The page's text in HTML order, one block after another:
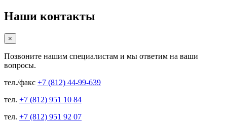
Наши контакты
×
Позвоните нашим специалистам и мы ответим на ваши
вопросы.
тел./факс +7 (812) 44-99-639
тел. +7 (812) 951 10 84
тел. +7 (812) 951 92 07